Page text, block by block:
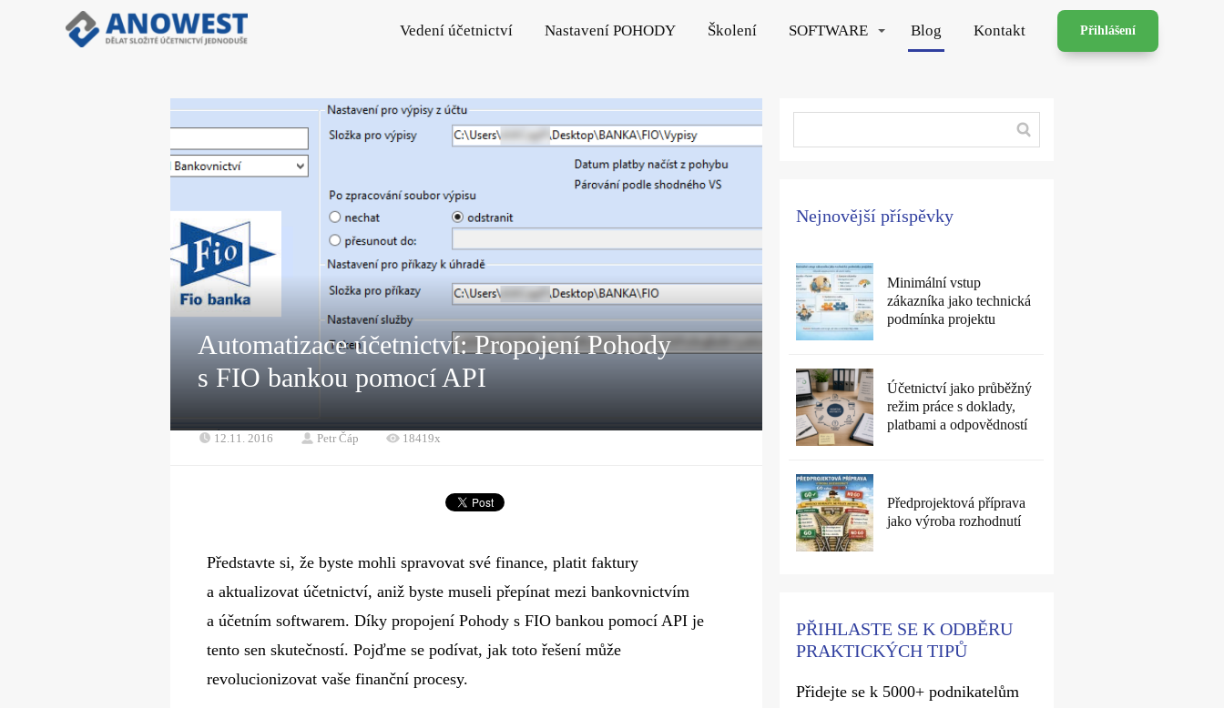
Vedení účetnictví Nastavení POHODY Školení SOFTWARE Blog Kontakt Přihlášení
Automatizace účetnictví: Propojení Pohody
s FIO bankou pomocí API
12.11. 2016 Petr Čáp 18419x
Představte si, že byste mohli spravovat své finance, platit faktury
a aktualizovat účetnictví, aniž byste museli přepínat mezi bankovnictvím
a účetním softwarem. Díky propojení Pohody s FIO bankou pomocí API je
tento sen skutečností. Pojďme se podívat, jak toto řešení může
revolucionizovat vaše finanční procesy.
Nejnovější příspěvky
Minimální vstup
zákazníka jako technická
podmínka projektu
Účetnictví jako průběžný
režim práce s doklady,
platbami a odpovědností
Předprojektová příprava
jako výroba rozhodnutí
PŘIHLASTE SE K ODBĚRU
PRAKTICKÝCH TIPŮ
Přidejte se k 5000+ podnikatelům